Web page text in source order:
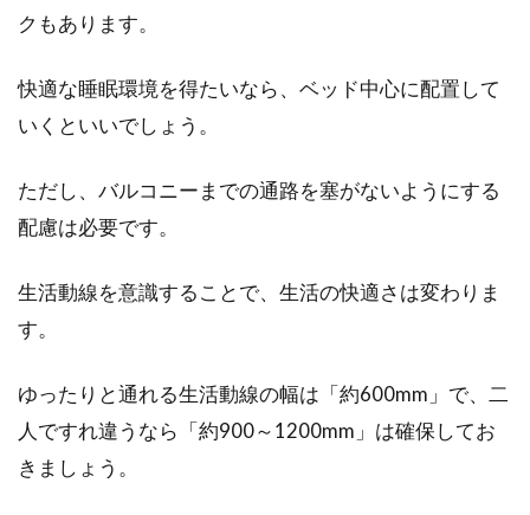
クもあります。
快適な睡眠環境を得たいなら、ベッド中心に配置して
いくといいでしょう。
ただし、バルコニーまでの通路を塞がないようにする
配慮は必要です。
生活動線を意識することで、生活の快適さは変わりま
す。
ゆったりと通れる生活動線の幅は「約600mm」で、二
人ですれ違うなら「約900～1200mm」は確保してお
きましょう。